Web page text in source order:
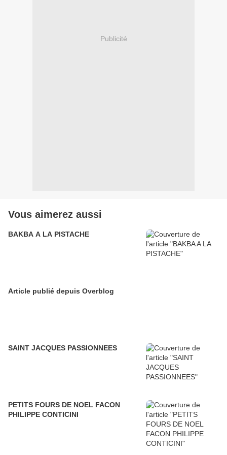
Publicité
Vous aimerez aussi
BAKBA A LA PISTACHE
Article publié depuis Overblog
SAINT JACQUES PASSIONNEES
PETITS FOURS DE NOEL FACON
PHILIPPE CONTICINI